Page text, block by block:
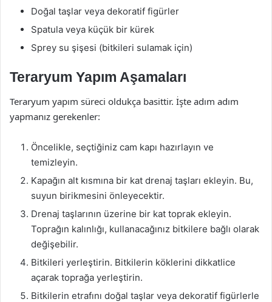
Doğal taşlar veya dekoratif figürler
Spatula veya küçük bir kürek
Sprey su şişesi (bitkileri sulamak için)
Teraryum Yapım Aşamaları
Teraryum yapım süreci oldukça basittir. İşte adım adım
yapmanız gerekenler:
Öncelikle, seçtiğiniz cam kapı hazırlayın ve
temizleyin.
Kapağın alt kısmına bir kat drenaj taşları ekleyin. Bu,
suyun birikmesini önleyecektir.
Drenaj taşlarının üzerine bir kat toprak ekleyin.
Toprağın kalınlığı, kullanacağınız bitkilere bağlı olarak
değişebilir.
Bitkileri yerleştirin. Bitkilerin köklerini dikkatlice
açarak toprağa yerleştirin.
Bitkilerin etrafını doğal taşlar veya dekoratif figürlerle